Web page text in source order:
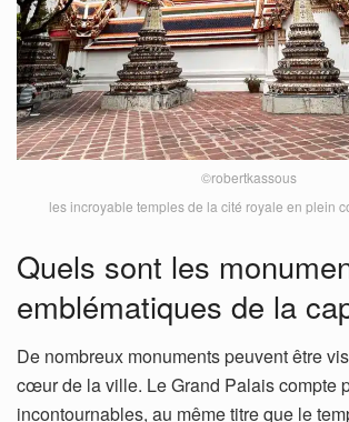
©robertkassous
les incroyable temples de la cité royale en plein
Quels sont les
emblématiques de la
De nombreux monuments peuvent être
cœur de la ville. Le Grand Palais compte
incontournables, au même titre que le